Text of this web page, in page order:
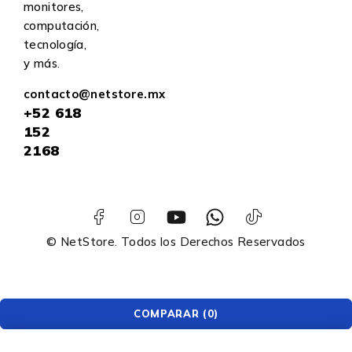
monitores,
computación,
tecnología,
y más.
contacto@netstore.mx
+52 618
152
2168
© NetStore. Todos los Derechos Reservados
COMPARAR (0)